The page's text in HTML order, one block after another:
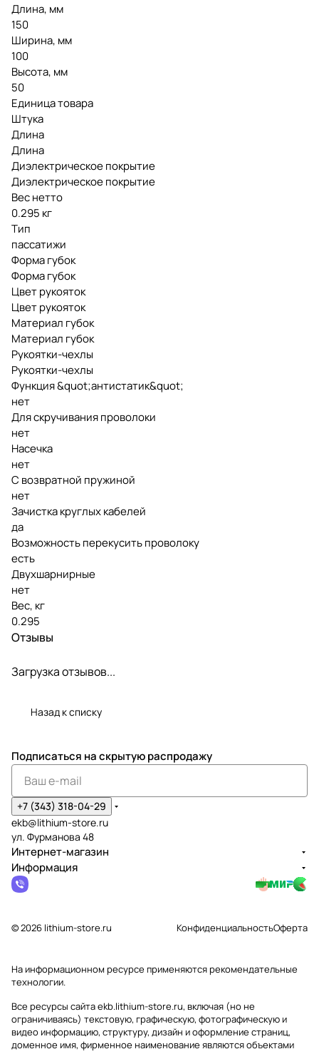
Длина, мм
150
Ширина, мм
100
Высота, мм
50
Единица товара
Штука
Длина
Длина
Диэлектрическое покрытие
Диэлектрическое покрытие
Вес нетто
0.295 кг
Тип
пассатижи
Форма губок
Форма губок
Цвет рукояток
Цвет рукояток
Материал губок
Материал губок
Рукоятки-чехлы
Рукоятки-чехлы
Функция &quot;антистатик&quot;
нет
Для скручивания проволоки
нет
Насечка
нет
С возвратной пружиной
нет
Зачистка круглых кабелей
да
Возможность перекусить проволоку
есть
Двухшарнирные
нет
Вес, кг
0.295
Отзывы
Загрузка отзывов...
Назад к списку
Подписаться на скрытую распродажу
+7 (343) 318-04-29
ekb@lithium-store.ru
ул. Фурманова 48
Интернет-магазин
Информация
© 2026 lithium-store.ru КонфиденциальностьОферта
На информационном ресурсе применяютсярекомендательные
технологии.
Все ресурсы сайта ekb.lithium-store.ru, включая (но не
ограничиваясь) текстовую, графическую, фотографическую и
видео информацию, структуру, дизайн и оформление страниц,
доменное имя, фирменное наименование являются объектами